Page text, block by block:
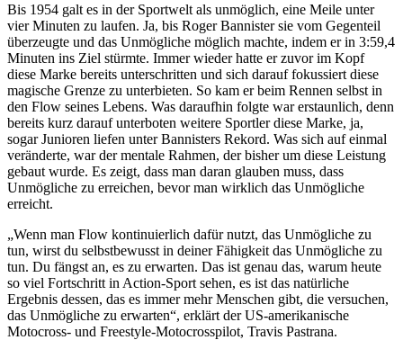
Bis 1954 galt es in der Sportwelt als unmöglich, eine Meile unter
vier Minuten zu laufen. Ja, bis Roger Bannister sie vom Gegenteil
überzeugte und das Unmögliche möglich machte, indem er in 3:59,4
Minuten ins Ziel stürmte. Immer wieder hatte er zuvor im Kopf
diese Marke bereits unterschritten und sich darauf fokussiert diese
magische Grenze zu unterbieten. So kam er beim Rennen selbst in
den Flow seines Lebens. Was daraufhin folgte war erstaunlich, denn
bereits kurz darauf unterboten weitere Sportler diese Marke, ja,
sogar Junioren liefen unter Bannisters Rekord. Was sich auf einmal
veränderte, war der mentale Rahmen, der bisher um diese Leistung
gebaut wurde. Es zeigt, dass man daran glauben muss, dass
Unmögliche zu erreichen, bevor man wirklich das Unmögliche
erreicht.
„Wenn man Flow kontinuierlich dafür nutzt, das Unmögliche zu
tun, wirst du selbstbewusst in deiner Fähigkeit das Unmögliche zu
tun. Du fängst an, es zu erwarten. Das ist genau das, warum heute
so viel Fortschritt in Action-Sport sehen, es ist das natürliche
Ergebnis dessen, das es immer mehr Menschen gibt, die versuchen,
das Unmögliche zu erwarten“, erklärt der US-amerikanische
Motocross- und Freestyle-Motocrosspilot, Travis Pastrana.